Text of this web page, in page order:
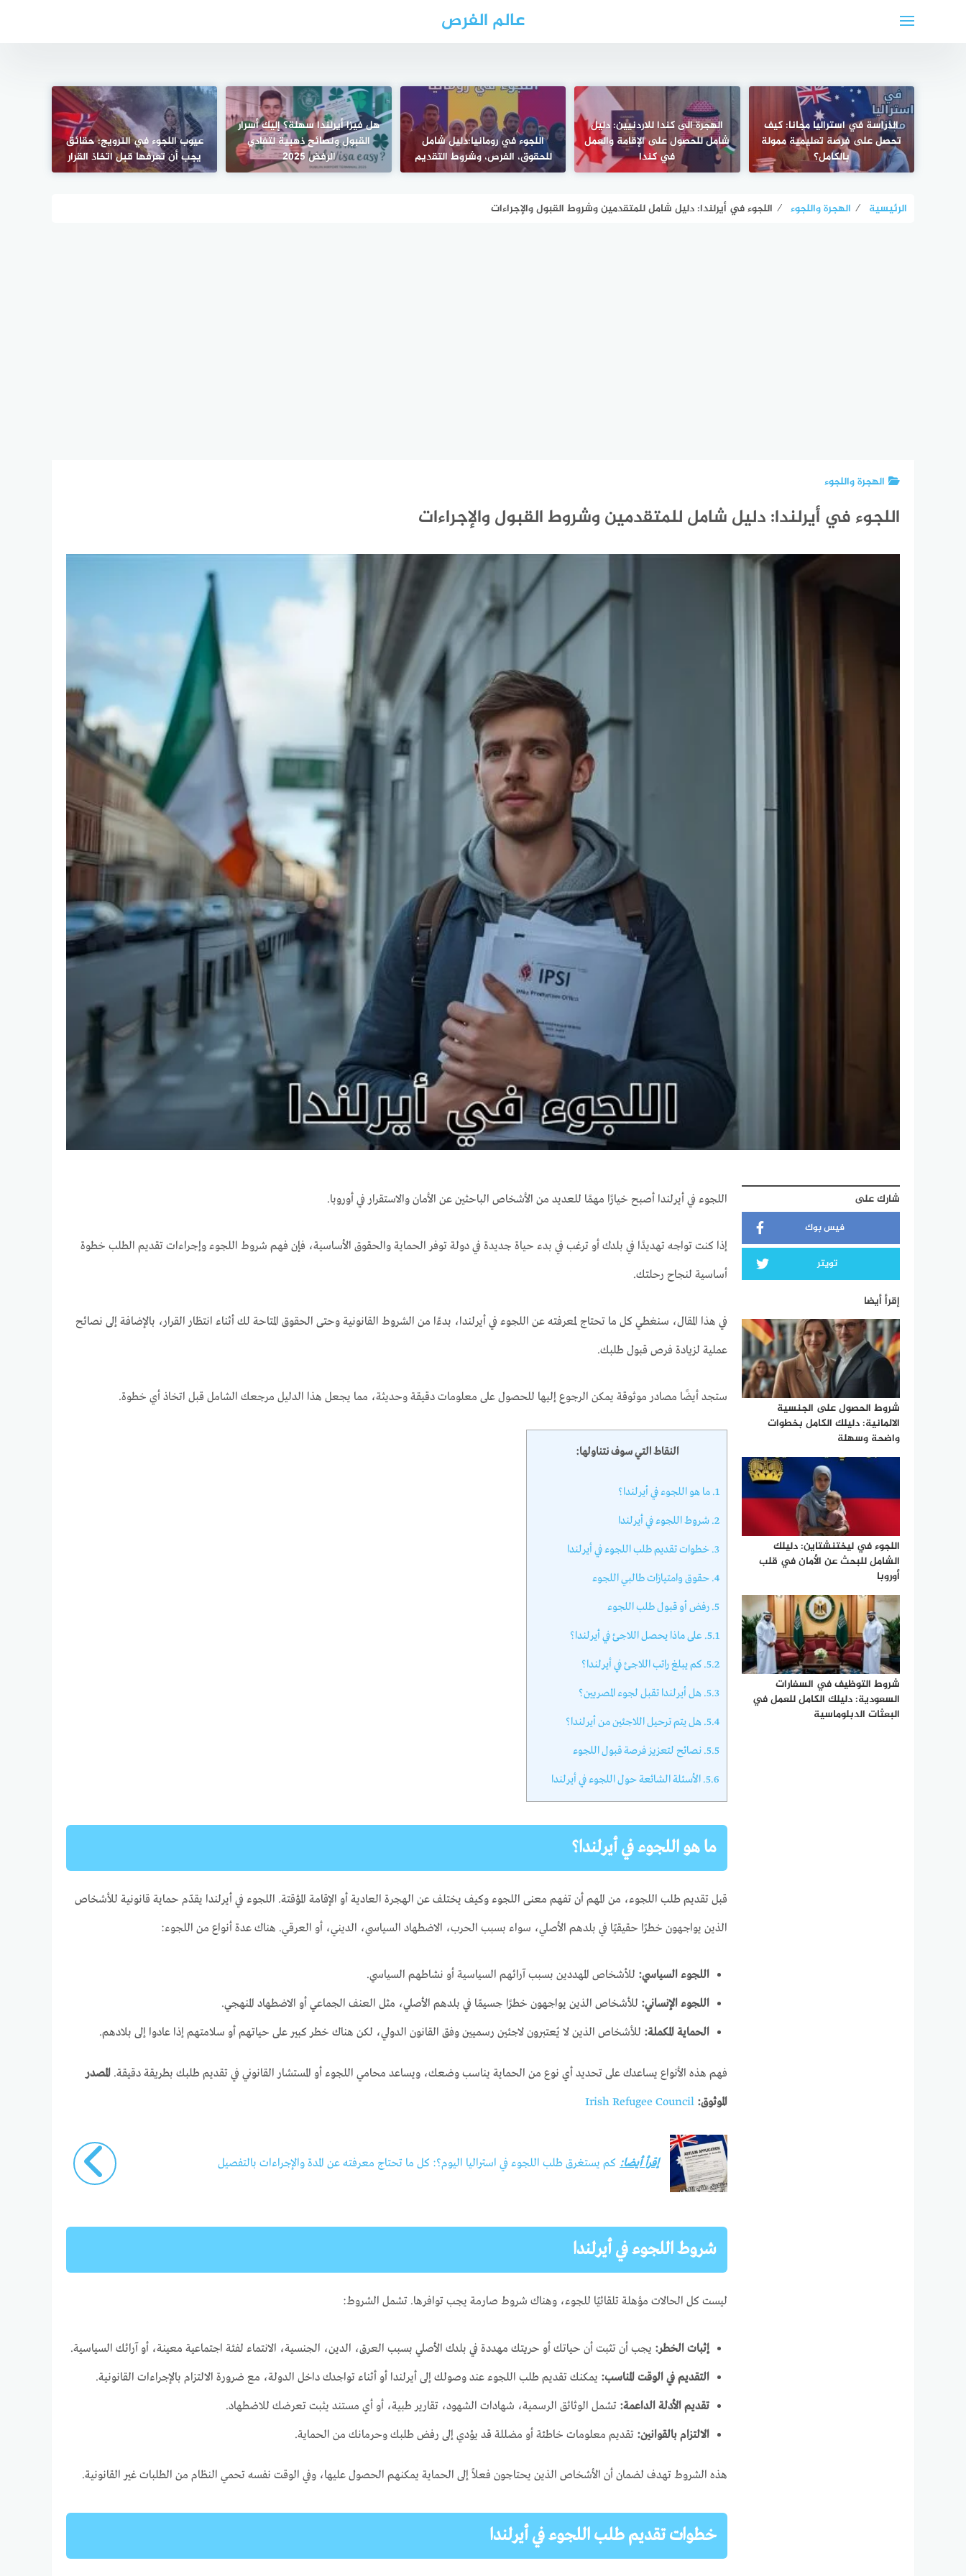
عالم الفرص
الدراسة في استراليا مجانا: كيف
تحصل على فرصة تعليمية ممولة
بالكامل؟
الهجرة الى كندا للاردنيين: دليل
شامل للحصول على الإقامة والعمل
في كندا
اللجوء في رومانيا:دليل شامل
للحقوق، الفرص، وشروط التقديم
هل فيزا أيرلندا سهلة؟ إليك أسرار
القبول ونصائح ذهبية لتفادي
الرفض 2025
عيوب اللجوء في النرويج: حقائق
يجب أن تعرفها قبل اتخاذ القرار
الرئيسية ⁄ الهجرة واللجوء ⁄ اللجوء في أيرلندا: دليل شامل للمتقدمين وشروط القبول والإجراءات
الهجرة واللجوء
اللجوء في أيرلندا: دليل شامل للمتقدمين وشروط القبول والإجراءات
شارك على
فيس بوك
تويتر
إقرأ أيضا
شروط الحصول على الجنسية
الالمانية: دليلك الكامل بخطوات
واضحة وسهلة
اللجوء في ليختنشتاين: دليلك
الشامل للبحث عن الأمان في قلب
أوروبا
شروط التوظيف في السفارات
السعودية: دليلك الكامل للعمل في
البعثات الدبلوماسية
اللجوء في أيرلندا أصبح خيارًا مهمًا للعديد من الأشخاص الباحثين عن الأمان والاستقرار في أوروبا.
إذا كنت تواجه تهديدًا في بلدك أو ترغب في بدء حياة جديدة في دولة توفر الحماية والحقوق الأساسية، فإن فهم شروط اللجوء وإجراءات تقديم الطلب خطوة
أساسية لنجاح رحلتك.
في هذا المقال، سنغطي كل ما تحتاج لمعرفته عن اللجوء في أيرلندا، بدءًا من الشروط القانونية وحتى الحقوق المتاحة لك أثناء انتظار القرار، بالإضافة إلى نصائح
عملية لزيادة فرص قبول طلبك.
ستجد أيضًا مصادر موثوقة يمكن الرجوع إليها للحصول على معلومات دقيقة وحديثة، مما يجعل هذا الدليل مرجعك الشامل قبل اتخاذ أي خطوة.
النقاط التي سوف نتناولها:
1. ما هو اللجوء في أيرلندا؟
2. شروط اللجوء في أيرلندا
3. خطوات تقديم طلب اللجوء في أيرلندا
4. حقوق وامتيازات طالبي اللجوء
5. رفض أو قبول طلب اللجوء
5.1. على ماذا يحصل اللاجئ في أيرلندا؟
5.2. كم يبلغ راتب اللاجئ في أيرلندا؟
5.3. هل أيرلندا تقبل لجوء المصريين؟
5.4. هل يتم ترحيل اللاجئين من أيرلندا؟
5.5. نصائح لتعزيز فرصة قبول اللجوء
5.6. الأسئلة الشائعة حول اللجوء في أيرلندا
ما هو اللجوء في أيرلندا؟
قبل تقديم طلب اللجوء، من المهم أن تفهم معنى اللجوء وكيف يختلف عن الهجرة العادية أو الإقامة المؤقتة. اللجوء في أيرلندا يقدّم حماية قانونية للأشخاص
الذين يواجهون خطرًا حقيقيًا في بلدهم الأصلي، سواء بسبب الحرب، الاضطهاد السياسي، الديني، أو العرقي. هناك عدة أنواع من اللجوء:
اللجوء السياسي: للأشخاص المهددين بسبب آرائهم السياسية أو نشاطهم السياسي.
اللجوء الإنساني: للأشخاص الذين يواجهون خطرًا جسيمًا في بلدهم الأصلي، مثل العنف الجماعي أو الاضطهاد المنهجي.
الحماية المكملة: للأشخاص الذين لا يُعتبرون لاجئين رسميين وفق القانون الدولي، لكن هناك خطر كبير على حياتهم أو سلامتهم إذا عادوا إلى بلادهم.
فهم هذه الأنواع يساعدك على تحديد أي نوع من الحماية يناسب وضعك، ويساعد محامي اللجوء أو المستشار القانوني في تقديم طلبك بطريقة دقيقة. المصدر
الموثوق: Irish Refugee Council
إقرأ أيضا: كم يستغرق طلب اللجوء في استراليا اليوم؟: كل ما تحتاج معرفته عن المدة والإجراءات بالتفصيل
شروط اللجوء في أيرلندا
ليست كل الحالات مؤهلة تلقائيًا للجوء، وهناك شروط صارمة يجب توافرها. تشمل الشروط:
إثبات الخطر: يجب أن تثبت أن حياتك أو حريتك مهددة في بلدك الأصلي بسبب العرق، الدين، الجنسية، الانتماء لفئة اجتماعية معينة، أو آرائك السياسية.
التقديم في الوقت المناسب: يمكنك تقديم طلب اللجوء عند وصولك إلى أيرلندا أو أثناء تواجدك داخل الدولة، مع ضرورة الالتزام بالإجراءات القانونية.
تقديم الأدلة الداعمة: تشمل الوثائق الرسمية، شهادات الشهود، تقارير طبية، أو أي مستند يثبت تعرضك للاضطهاد.
الالتزام بالقوانين: تقديم معلومات خاطئة أو مضللة قد يؤدي إلى رفض طلبك وحرمانك من الحماية.
هذه الشروط تهدف لضمان أن الأشخاص الذين يحتاجون فعلاً إلى الحماية يمكنهم الحصول عليها، وفي الوقت نفسه تحمي النظام من الطلبات غير القانونية.
خطوات تقديم طلب اللجوء في أيرلندا